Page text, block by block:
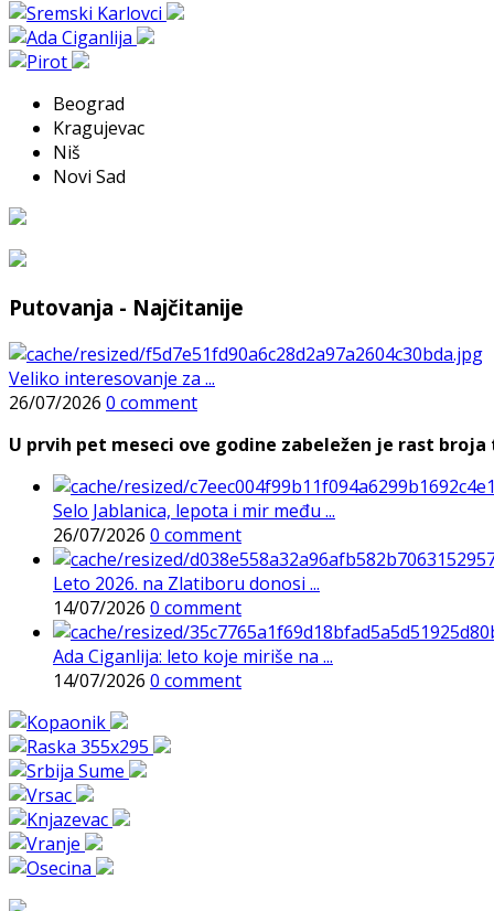
Beograd
Kragujevac
Niš
Novi Sad
Putovanja - Najčitanije
Veliko interesovanje za ...
26/07/2026 0 comment
U prvih pet meseci ove godine zabeležen je rast
Selo Jablanica, lepota i mir među ...
26/07/2026 0 comment
Leto 2026. na Zlatiboru donosi ...
14/07/2026 0 comment
Ada Ciganlija: leto koje miriše na ...
14/07/2026 0 comment